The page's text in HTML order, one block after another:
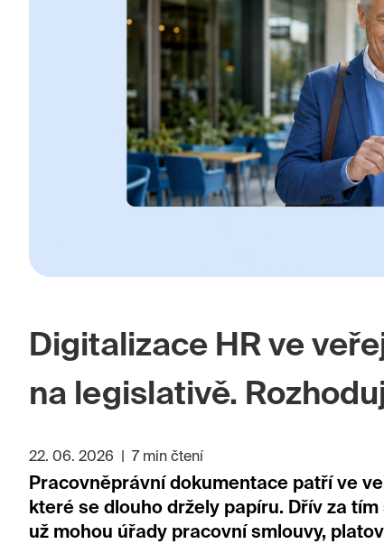
Digitalizace HR ve
na legislativě.
22. 06. 2026 7 min čtení
Pracovněprávní dokumentace patří ve
které se dlouho držely papíru. Dřív za
už mohou úřady pracovní smlouvy,